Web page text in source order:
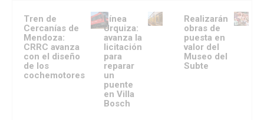
Tren de
Cercanías de
Mendoza:
CRRC avanza
con el diseño
de los
cochemotores
Línea
Urquiza:
avanza la
licitación
para
reparar
un
puente
en Villa
Bosch
Realizarán
obras de
puesta en
valor del
Museo del
Subte